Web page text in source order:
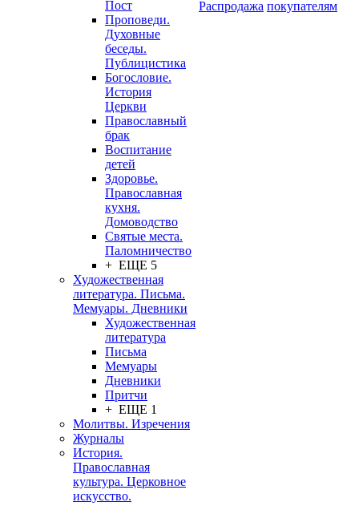
Пост
Проповеди.
Духовные
беседы.
Публицистика
Богословие.
История
Церкви
Православный
брак
Воспитание
детей
Здоровье.
Православная
кухня.
Домоводство
Святые места.
Паломничество
+ ЕЩЕ 5
Художественная
литература. Письма.
Мемуары. Дневники
Художественная
литература
Письма
Мемуары
Дневники
Притчи
+ ЕЩЕ 1
Молитвы. Изречения
Журналы
История.
Православная
культура. Церковное
искусство.
Распродажа покупателям